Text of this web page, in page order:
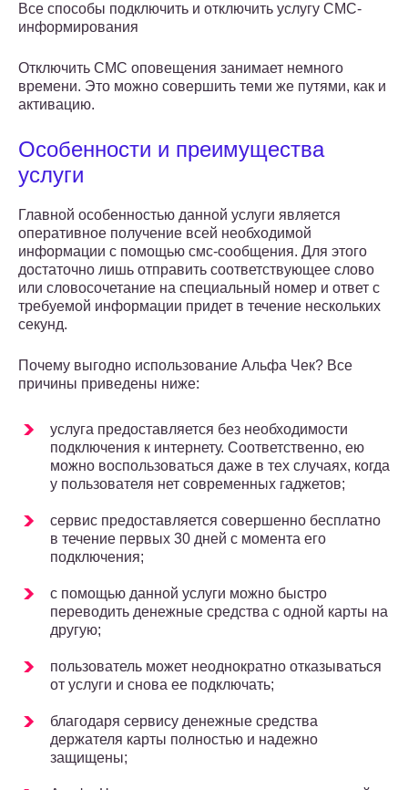
Все способы подключить и отключить услугу СМС-
информирования
Отключить СМС оповещения занимает немного
времени. Это можно совершить теми же путями, как и
активацию.
Особенности и преимущества
услуги
Главной особенностью данной услуги является
оперативное получение всей необходимой
информации с помощью смс-сообщения. Для этого
достаточно лишь отправить соответствующее слово
или словосочетание на специальный номер и ответ с
требуемой информации придет в течение нескольких
секунд.
Почему выгодно использование Альфа Чек? Все
причины приведены ниже:
услуга предоставляется без необходимости
подключения к интернету. Соответственно, ею
можно воспользоваться даже в тех случаях, когда
у пользователя нет современных гаджетов;
сервис предоставляется совершенно бесплатно
в течение первых 30 дней с момента его
подключения;
с помощью данной услуги можно быстро
переводить денежные средства с одной карты на
другую;
пользователь может неоднократно отказываться
от услуги и снова ее подключать;
благодаря сервису денежные средства
держателя карты полностью и надежно
защищены;